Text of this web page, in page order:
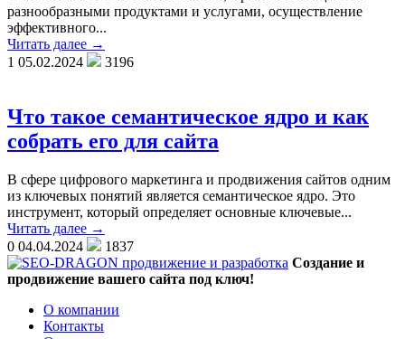
разнообразными продуктами и услугами, осуществление
эффективного...
Читать далее →
1 05.02.2024 3196
Что такое семантическое ядро и как
собрать его для сайта
В сфере цифрового маркетинга и продвижения сайтов одним
из ключевых понятий является семантическое ядро. Это
инструмент, который определяет основные ключевые...
Читать далее →
0 04.04.2024
1837
Создание и
продвижение вашего сайта под ключ!
О компании
Контакты